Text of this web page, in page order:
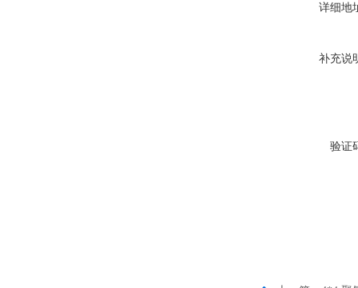
详细地
补充说
验证